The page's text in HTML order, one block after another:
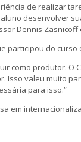
de realizar
desenvolver
Dennis Zasnicoff
participou do curso
como produtor. O
Isso valeu muito
para isso.”
em